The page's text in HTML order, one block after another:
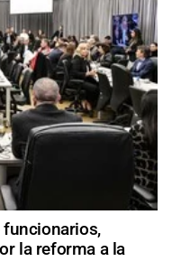
funcionarios,
la reforma a la